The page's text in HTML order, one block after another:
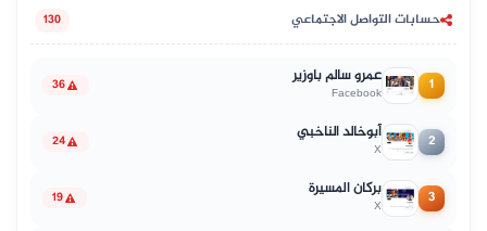
حسابات التواصل الاجتماعي 130
1 عمرو سالم باوزير
Facebook
36
2 أبوخالد الناخبي
X
24
3 بركان المسيرة
X
19